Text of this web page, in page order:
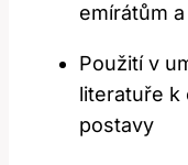
emírátům
Použití‌ v‌
‍literatuře k​
‌postavy